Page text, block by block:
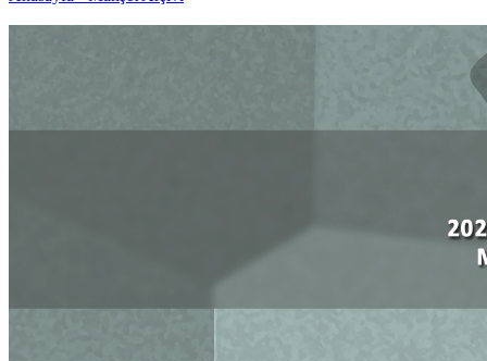
AYI VE SONRAKİ AYLAR MALİ
TAKVİMİ İÇİN AÇIKLAMA